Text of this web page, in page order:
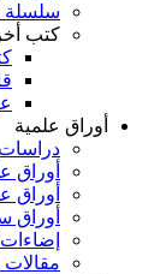
سلسلة
كتب
أوراق علمية
أوراق
أوراق
أوراق
مقالات